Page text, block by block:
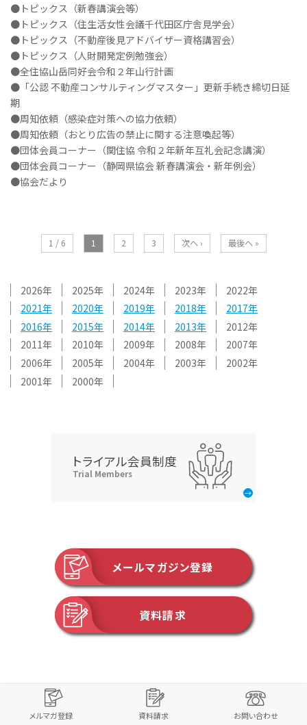
●トピックス（新春講演会等）
●トピックス（住生活女性会議千代田区庁舎見学会）
●トピックス（不動産後見アドバイザー資格講習会）
●トピックス（人財開発定例勉強会）
●全住協山岳同好会令和２年山行計画
●「公認 不動産コンサルティングマスター」更新手続き締切日延
期
●周知依頼（感染症対策への協力依頼）
●周知依頼（おとり広告の禁止に関する注意喚起等）
●団体会員コーナー（関住協 令和２年新年互礼会記念講演）
●団体会員コーナー（静岡県協会 新春講演会・新年例会）
●協会だより
1 / 6 1 2 3 次へ › 最後へ »
2026 2025 2024 2023
2022
2021
2020 2019 2018
2017
2016
2015 2014 2013
2012
2011
2010 2009 2008
2007
2006
2005 2004 2003
2002
2001
2000
トライアル会員制度
Trial Members
メールマガジン登録
資料請求
メルマガ登録 資料請求 お問い合わせ